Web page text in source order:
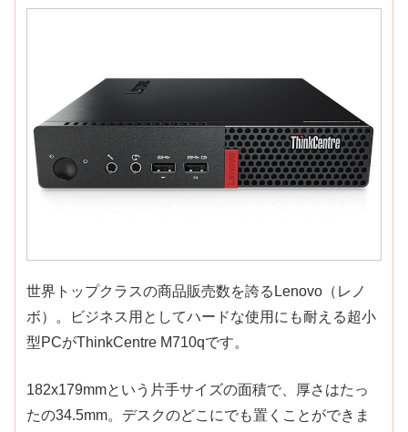
世界トップクラスの商品販売数を誇るLenovo（レノ
ボ）。ビジネス用としてハードな使用にも耐える超小
型PCがThinkCentre M710qです。
182x179mmという片手サイズの面積で、厚さはたっ
たの34.5mm。デスクのどこにでも置くことができま